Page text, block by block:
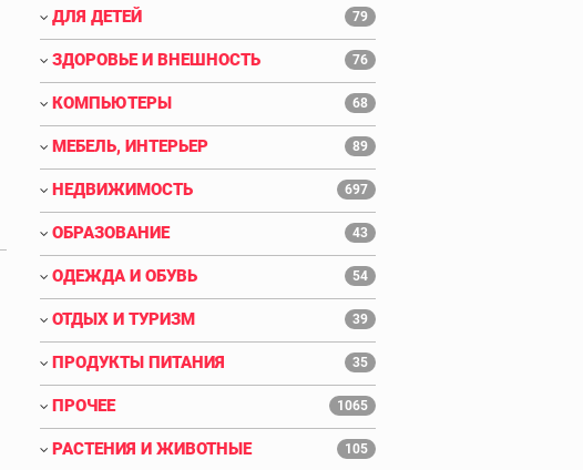
ДЛЯ ДЕТЕЙ 79
ЗДОРОВЬЕ И ВНЕШНОСТЬ 76
КОМПЬЮТЕРЫ 68
МЕБЕЛЬ, ИНТЕРЬЕР 89
НЕДВИЖИМОСТЬ 697
ОБРАЗОВАНИЕ 43
ОДЕЖДА И ОБУВЬ 54
ОТДЫХ И ТУРИЗМ 39
ПРОДУКТЫ ПИТАНИЯ 35
ПРОЧЕЕ 1065
РАСТЕНИЯ И ЖИВОТНЫЕ 105